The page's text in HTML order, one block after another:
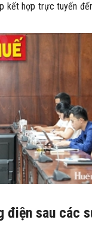
kết hợp trực tuyến
điện sau các